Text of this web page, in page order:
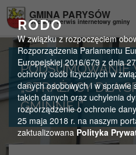
RODO
W związku z rozpoczęciem
Rozporządzenia Parlamentu
Europejskiej 2016/679 z dnia
ochrony osób fizycznych w
danych osobowych i w sprawie
takich danych oraz uchylenia
rozporządzenie o ochronie
25 maja 2018 r. na naszym
zaktualizowana Polityka
GMINA PARYSÓW
Oficjalny serwis internetowy gminy
PODSUMOWANIE
„STRAŻACY DLA
GMINNEJ”